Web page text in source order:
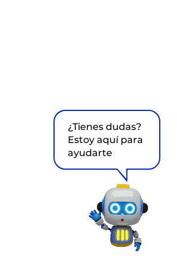
¿Tienes dudas?
Estoy aquí para
ayudarte